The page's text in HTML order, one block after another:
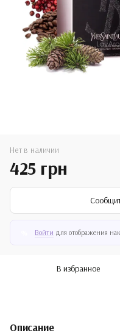
Нет в наличии
425 грн
Войти для отображения
В избранное
Описание